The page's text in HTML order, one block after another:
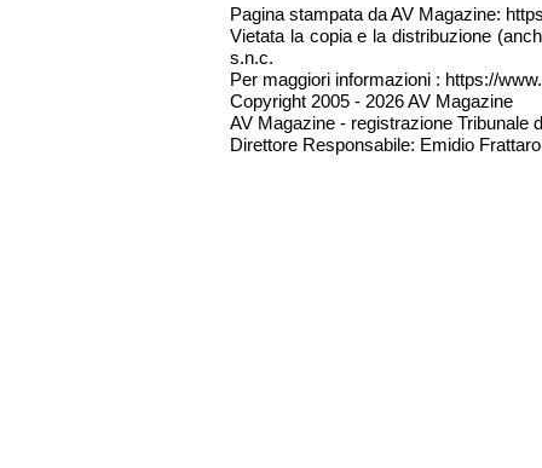
Pagina stampata da AV Magazine:
Vietata la copia e la distribuzione
s.n.c.
Per maggiori informazioni : https://
Copyright 2005 - 2026 AV Magazine
AV Magazine - registrazione Tribunale
Direttore Responsabile: Emidio